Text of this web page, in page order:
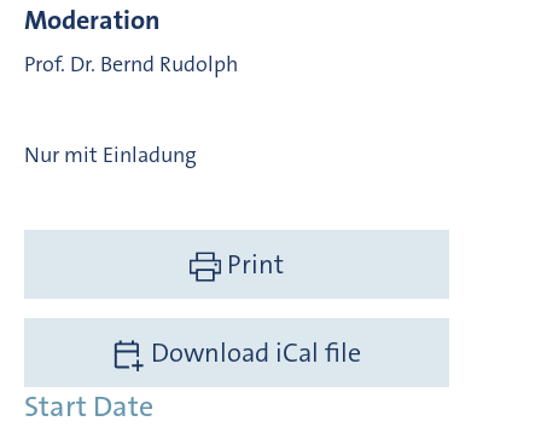
Moderation
Prof. Dr. Bernd Rudolph
Nur mit Einladung
Print
Download iCal file
Start Date